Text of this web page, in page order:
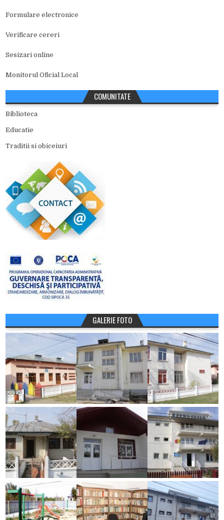
Formulare electronice
Verificare cereri
Sesizari online
Monitorul Oficial Local
COMUNITATE
Biblioteca
Educatie
Traditii si obiceiuri
GALERIE FOTO